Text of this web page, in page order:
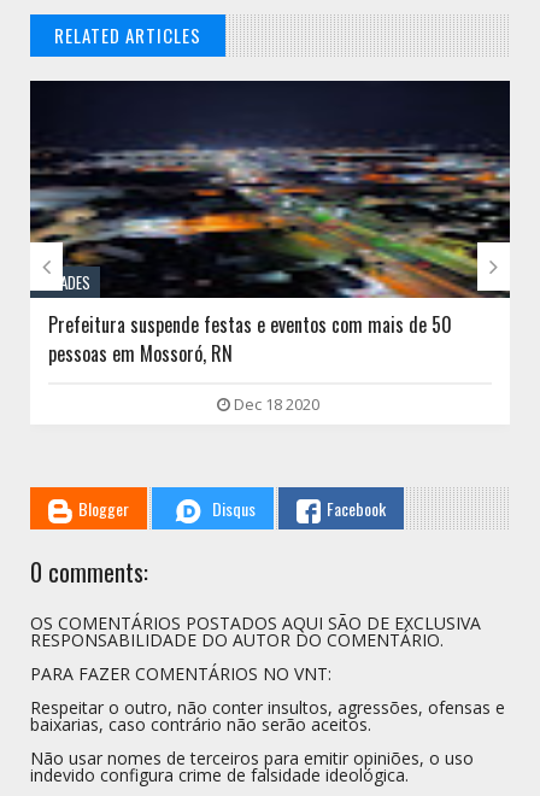
RELATED ARTICLES
// THATS WHAT YOU MIGHT BE LOOKING FOR
CIDADES
Prefeitura suspende festas e eventos com mais de 50
pessoas em Mossoró, RN
Dec 18 2020
 
Blogger Disqus Facebook
0 comments:
OS COMENTÁRIOS POSTADOS AQUI SÃO DE EXCLUSIVA
RESPONSABILIDADE DO AUTOR DO COMENTÁRIO.
PARA FAZER COMENTÁRIOS NO VNT:
Respeitar o outro, não conter insultos, agressões, ofensas e
baixarias, caso contrário não serão aceitos.
Não usar nomes de terceiros para emitir opiniões, o uso
indevido configura crime de falsidade ideológica.